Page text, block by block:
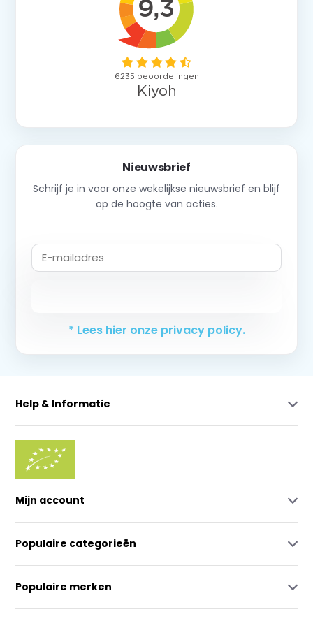
Nieuwsbrief
Schrijf je in voor onze wekelijkse nieuwsbrief en blijf
op de hoogte van acties.
* Lees hier onze privacy policy.
Help & Informatie
Mijn account
Populaire categorieën
Populaire merken